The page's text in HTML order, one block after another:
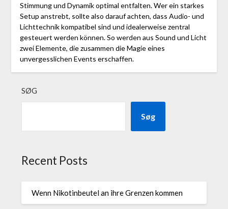
Stimmung und Dynamik optimal entfalten. Wer ein starkes
Setup anstrebt, sollte also darauf achten, dass Audio- und
Lichttechnik kompatibel sind und idealerweise zentral
gesteuert werden können. So werden aus Sound und Licht
zwei Elemente, die zusammen die Magie eines
unvergesslichen Events erschaffen.
SØG
Søg
Recent Posts
Wenn Nikotinbeutel an ihre Grenzen kommen